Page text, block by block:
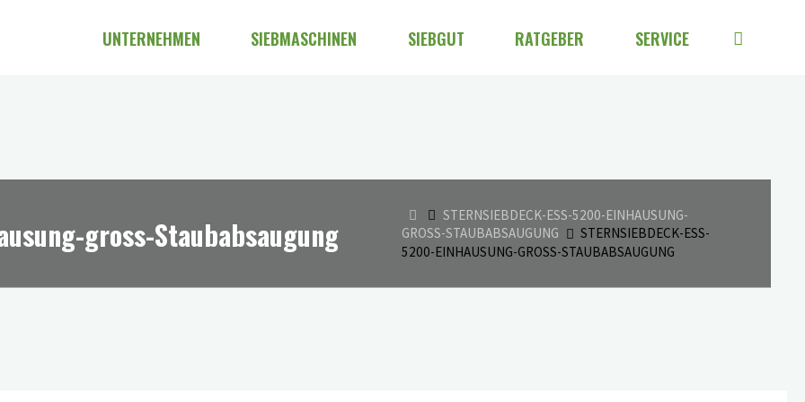
UNTERNEHMEN SIEBMASCHINEN SIEBGUT RATGEBER SERVICE
gross-Staubabsaugung
STARTSTERNSIEBDECK-ESS-5200-EINHAUSUNG-
GROSS-STAUBABSAUGUNG
STERNSIEBDECK-ESS-
5200-EINHAUSUNG-GROSS-STAUBABSAUGUNG